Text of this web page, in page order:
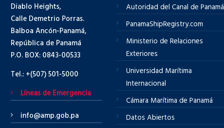
Diablo Heights,
Calle Demetrio Porras.
Balboa Ancón-Panamá,
República de Panamá
P.O. BOX: 0843-00533
Tel.: +(507) 501-5000
Líneas de Emergencia
info@amp.gob.pa
Autoridad del Canal de Panamá
PanamaShipRegistry.com
Ministerio de Relaciones
Exteriores
Universidad Marítima
Internacional
Cámara Marítima de Panamá
Datos Abiertos